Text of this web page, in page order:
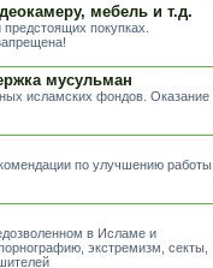
мебель и т.д.
покупках.
мусульман
исламских фондов. Оказание
по улучшению работы
в Исламе и
экстремизм, секты,